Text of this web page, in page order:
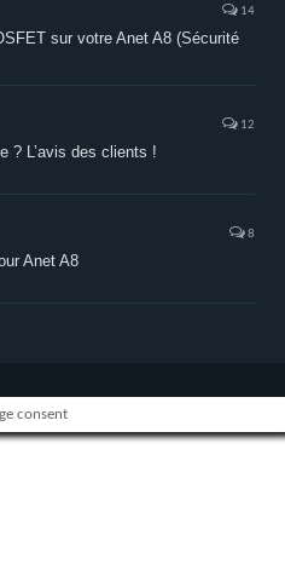
14
sur votre Anet A8 (Sécurité
12
? L’avis des clients !
8
Anet A8
consent